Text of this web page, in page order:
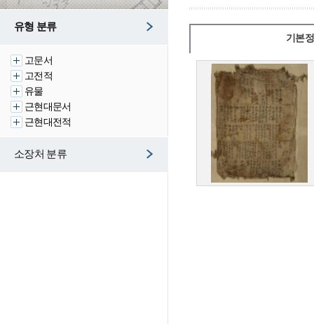
유형 분류
고문서
고전적
유물
근현대문서
근현대전적
소장처 분류
기본